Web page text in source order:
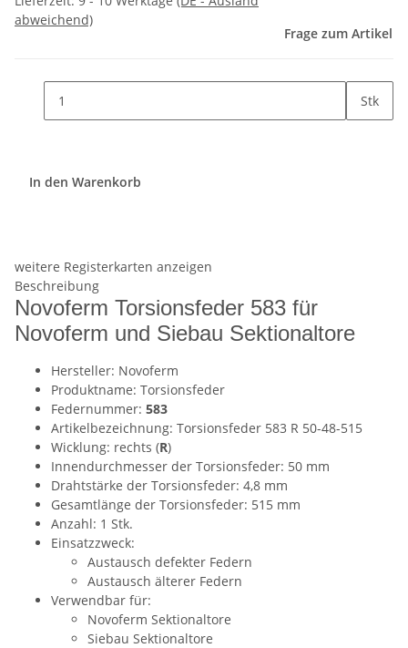
abweichend)
Frage zum Artikel
Stk
In den Warenkorb
weitere Registerkarten anzeigen
Beschreibung
Novoferm Torsionsfeder 583 für
Novoferm und Siebau Sektionaltore
Hersteller: Novoferm
Produktname: Torsionsfeder
Federnummer: 583
Artikelbezeichnung: Torsionsfeder 583 R 50-48-515
Wicklung: rechts (R)
Innendurchmesser der Torsionsfeder: 50 mm
Drahtstärke der Torsionsfeder: 4,8 mm
Gesamtlänge der Torsionsfeder: 515 mm
Anzahl: 1 Stk.
Einsatzzweck:
Austausch defekter Federn
Austausch älterer Federn
Verwendbar für:
Novoferm Sektionaltore
Siebau Sektionaltore